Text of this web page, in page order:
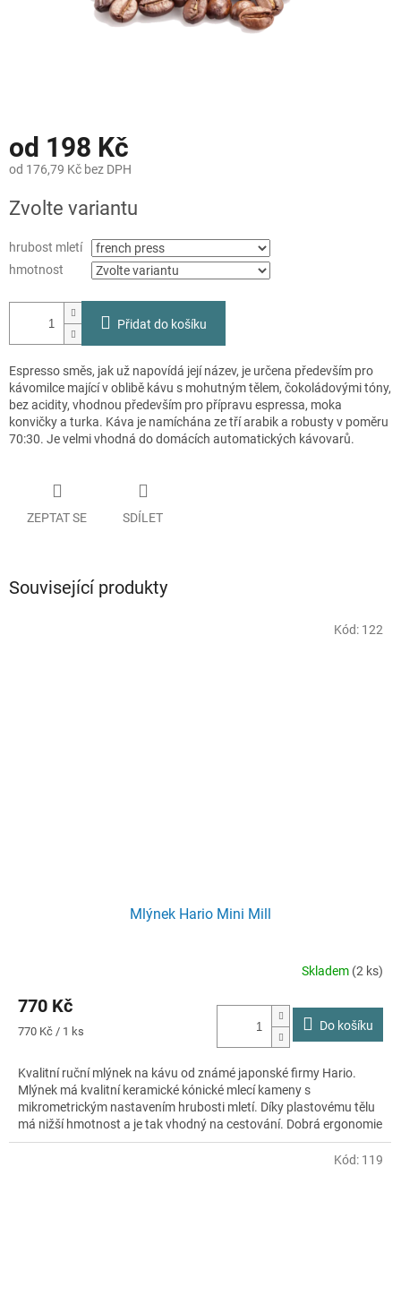
od 198 Kč
od 176,79 Kč bez DPH
cena:
Zvolte variantu
hrubost mletí
hmotnost
Přidat do košíku
Espresso směs, jak už napovídá její název, je určena především pro
kávomilce mající v oblibě kávu s mohutným tělem, čokoládovými tóny,
bez acidity, vhodnou především pro přípravu espressa, moka
konvičky a turka. Káva je namíchána ze tří arabik a robusty v poměru
70:30. Je velmi vhodná do domácích automatických kávovarů.
ZEPTAT SE SDÍLET
Související produkty
Mlýnek Hario Mini Mill
Skladem (2 ks)
770 Kč
Měrná
770 Kč / 1 ks Do košíku
Kvalitní ruční mlýnek na kávu od známé japonské firmy Hario.
Mlýnek má kvalitní keramické kónické mlecí kameny s
mikrometrickým nastavením hrubosti mletí. Díky plastovému tělu
má nižší hmotnost a je tak vhodný na cestování. Dobrá ergonomie
zaručí, že se dobře drží v ruce.
Kód: 122
Kód: 119